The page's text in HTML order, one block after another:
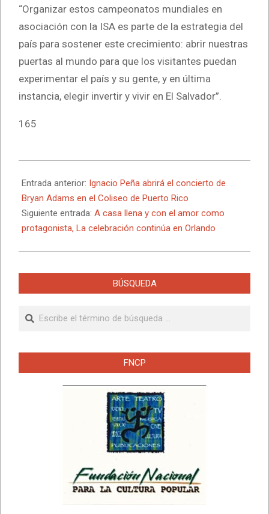
“Organizar estos campeonatos mundiales en
asociación con la ISA es parte de la estrategia del
país para sostener este crecimiento: abrir nuestras
puertas al mundo para que los visitantes puedan
experimentar el país y su gente, y en última
instancia, elegir invertir y vivir en El Salvador”.
165
02-
17
Entrada anterior: Ignacio Peña abrirá el concierto de
Bryan Adams en el Coliseo de Puerto Rico
Siguiente entrada: A casa llena y con el amor como
protagonista, La celebración continúa en Orlando
BÚSQUEDA
Buscar
FNCP